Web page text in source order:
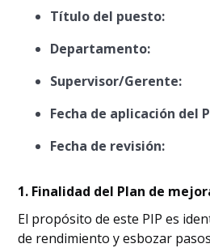
Título del puesto:
Departamento:
Supervisor/Gerente:
Fecha de aplicación del
Fecha de revisión:
1. Finalidad del Plan de
El propósito de este PIP es
de rendimiento y esbozar